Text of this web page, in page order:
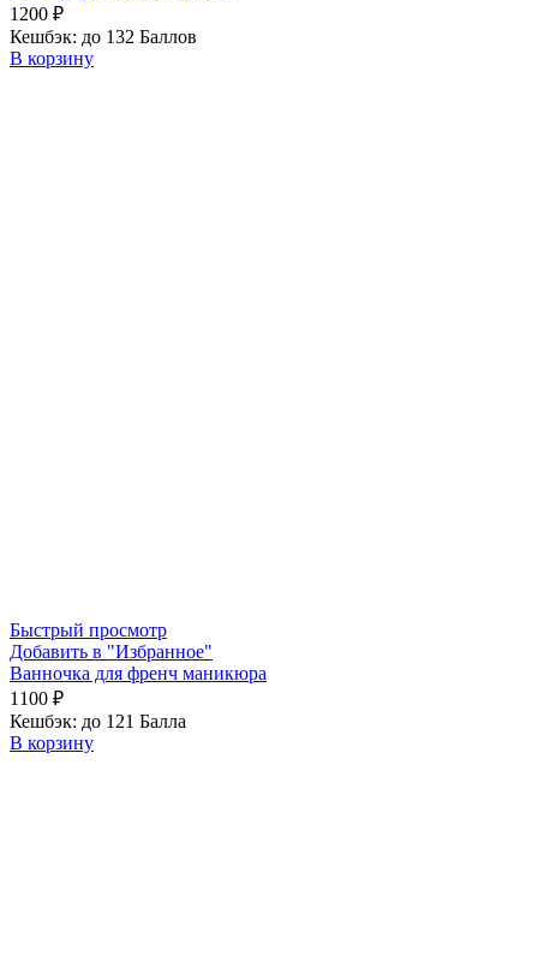
1200 ₽
Кешбэк: до 132 Баллов
В корзину
Быстрый просмотр
Добавить в "Избранное"
Ванночка для френч маникюра
1100 ₽
Кешбэк: до 121 Балла
В корзину